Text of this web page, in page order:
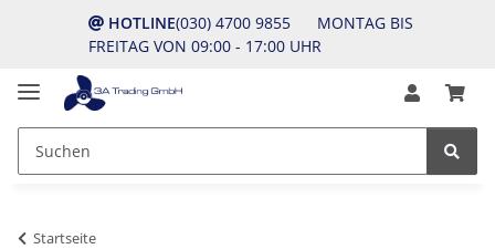
HOTLINE(030) 4700 9855 MONTAG BIS
FREITAG VON 09:00 - 17:00 UHR
Startseite